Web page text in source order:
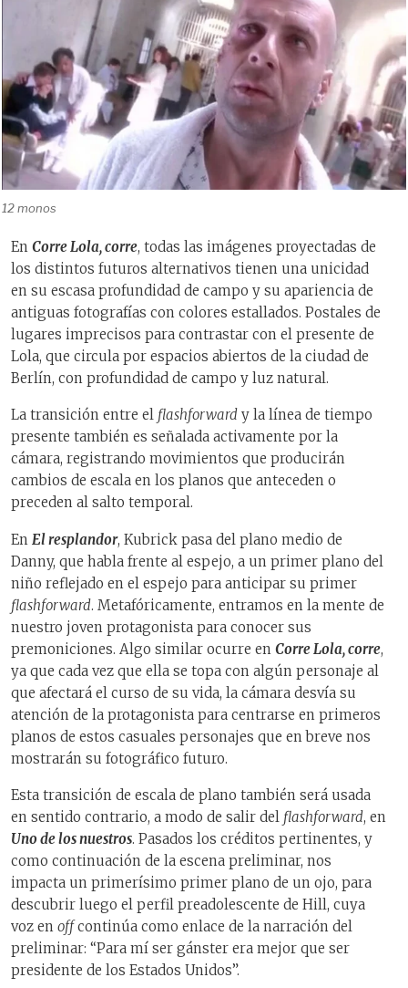
12 monos
En Corre Lola, corre, todas las imágenes proyectadas de
los distintos futuros alternativos tienen una unicidad
en su escasa profundidad de campo y su apariencia de
antiguas fotografías con colores estallados. Postales de
lugares imprecisos para contrastar con el presente de
Lola, que circula por espacios abiertos de la ciudad de
Berlín, con profundidad de campo y luz natural.
La transición entre el flashforward y la línea de tiempo
presente también es señalada activamente por la
cámara, registrando movimientos que producirán
cambios de escala en los planos que anteceden o
preceden al salto temporal.
En El resplandor, Kubrick pasa del plano medio de
Danny, que habla frente al espejo, a un primer plano del
niño reflejado en el espejo para anticipar su primer
flashforward. Metafóricamente, entramos en la mente de
nuestro joven protagonista para conocer sus
premoniciones. Algo similar ocurre en Corre Lola, corre,
ya que cada vez que ella se topa con algún personaje al
que afectará el curso de su vida, la cámara desvía su
atención de la protagonista para centrarse en primeros
planos de estos casuales personajes que en breve nos
mostrarán su fotográfico futuro.
Esta transición de escala de plano también será usada
en sentido contrario, a modo de salir del flashforward, en
Uno de los nuestros. Pasados los créditos pertinentes, y
como continuación de la escena preliminar, nos
impacta un primerísimo primer plano de un ojo, para
descubrir luego el perfil preadolescente de Hill, cuya
voz en offcontinúa como enlace de la narración del
preliminar: “Para mí ser gánster era mejor que ser
presidente de los Estados Unidos”.